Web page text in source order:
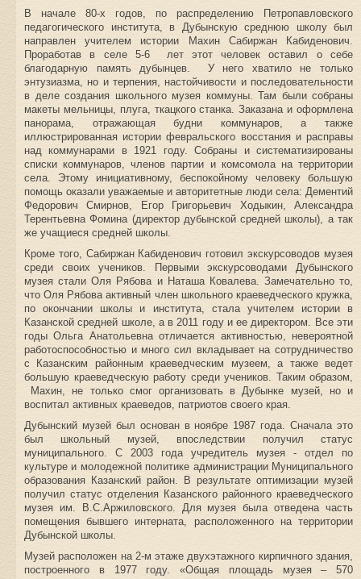
В начале 80-х годов, по распределению Петропавловского
педагогического института, в Дубынскую среднюю школу был
направлен учителем истории Махин Сабиржан Кабиденович.
Проработав в селе 5-6 лет этот человек оставил о себе
благодарную память дубынцев. У него хватило не только
энтузиазма, но и терпения, настойчивости и последовательности
в деле создания школьного музея коммуны. Там были собраны
макеты мельницы, плуга, ткацкого станка. Заказана и оформлена
панорама, отражающая будни коммунаров, а также
иллюстрированная истории февральского восстания и расправы
над коммунарами в 1921 году. Собраны и систематизированы
списки коммунаров, членов партии и комсомола на территории
села. Этому инициативному, беспокойному человеку большую
помощь оказали уважаемые и авторитетные люди села: Дементий
Федорович Смирнов, Егор Григорьевич Ходыкин, Александра
Терентьевна Фомина (директор дубынской средней школы), а так
же учащиеся средней школы.
Кроме того, Сабиржан Кабиденович готовил экскурсоводов музея
среди своих учеников. Первыми экскурсоводами Дубынского
музея стали Оля Рябова и Наташа Ковалева. Замечательно то,
что Оля Рябова активный член школьного краеведческого кружка,
по окончании школы и института, стала учителем истории в
Казанской средней школе, а в 2011 году и ее директором. Все эти
годы Ольга Анатольевна отличается активностью, невероятной
работоспособностью и много сил вкладывает на сотрудничество
с Казанским районным краеведческим музеем, а также ведет
большую краеведческую работу среди учеников. Таким образом,
Махин, не только смог организовать в Дубынке музей, но и
воспитал активных краеведов, патриотов своего края.
Дубынский музей был основан в ноябре 1987 года. Сначала это
был школьный музей, впоследствии получил статус
муниципального. С 2003 года учредитель музея - отдел по
культуре и молодежной политике администрации Муниципального
образования Казанский район. В результате оптимизации музей
получил статус отделения Казанского районного краеведческого
музея им. В.С.Аржиловского. Для музея была отведена часть
помещения бывшего интерната, расположенного на территории
Дубынской школы.
Музей расположен на 2-м этаже двухэтажного кирпичного здания,
построенного в 1977 году. «Общая площадь музея – 570